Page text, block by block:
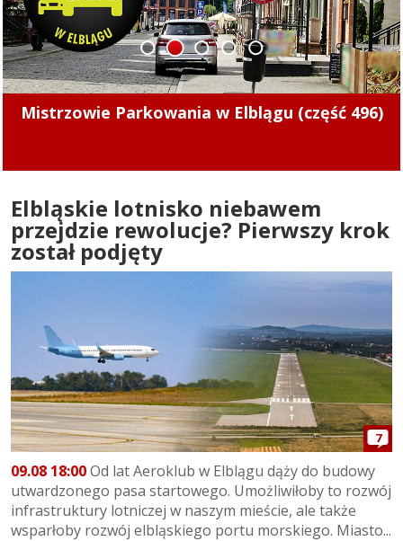
Pierwsze punkty w nowym sezonie. Concordia
1 2 3 4 5
Elbląskie lotnisko niebawem
przejdzie rewolucje? Pierwszy krok
został podjęty
7
09.08 18:00Od lat Aeroklub w Elblągu dąży do budowy
utwardzonego pasa startowego. Umożliwiłoby to rozwój
infrastruktury lotniczej w naszym mieście, ale także
wsparłoby rozwój elbląskiego portu morskiego. Miasto...